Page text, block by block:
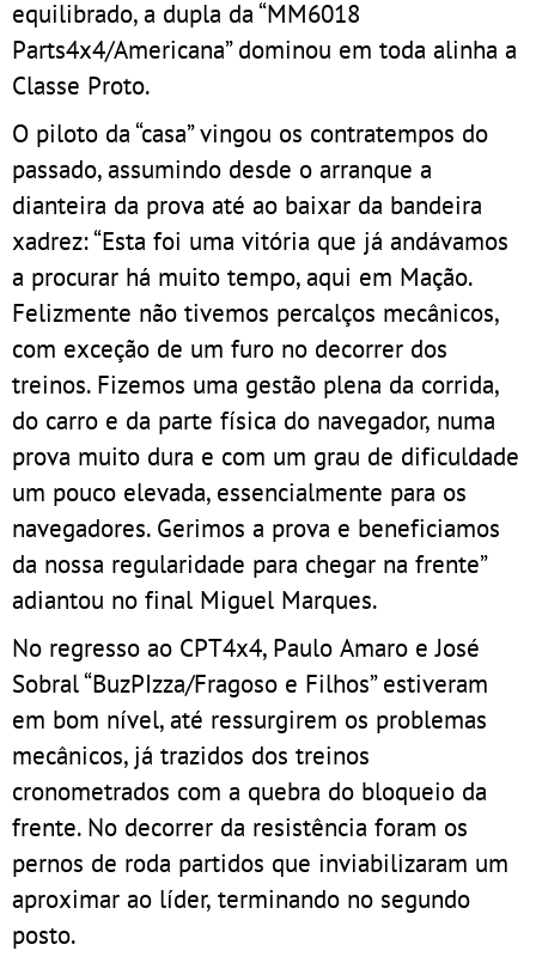
equilibrado, a dupla da “MM6018
Parts4x4/Americana” dominou em toda alinha a
Classe Proto.
O piloto da “casa” vingou os contratempos do
passado, assumindo desde o arranque a
dianteira da prova até ao baixar da bandeira
xadrez: “Esta foi uma vitória que já andávamos
a procurar há muito tempo, aqui em Mação.
Felizmente não tivemos percalços mecânicos,
com exceção de um furo no decorrer dos
treinos. Fizemos uma gestão plena da corrida,
do carro e da parte física do navegador, numa
prova muito dura e com um grau de dificuldade
um pouco elevada, essencialmente para os
navegadores. Gerimos a prova e beneficiamos
da nossa regularidade para chegar na frente”
adiantou no final Miguel Marques.
No regresso ao CPT4x4, Paulo Amaro e José
Sobral “BuzPIzza/Fragoso e Filhos” estiveram
em bom nível, até ressurgirem os problemas
mecânicos, já trazidos dos treinos
cronometrados com a quebra do bloqueio da
frente. No decorrer da resistência foram os
pernos de roda partidos que inviabilizaram um
aproximar ao líder, terminando no segundo
posto.